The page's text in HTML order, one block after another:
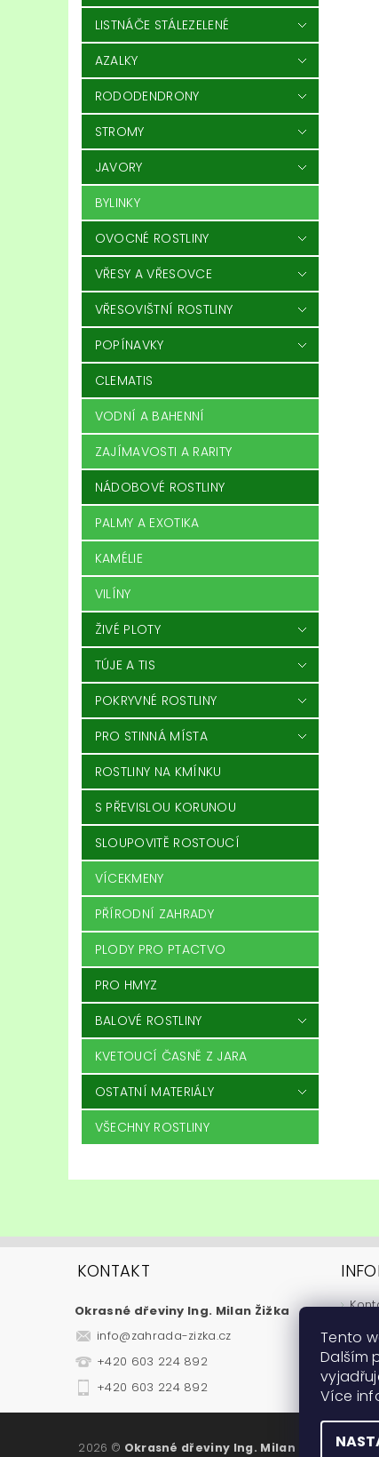
LISTNÁČE STÁLEZELENÉ
AZALKY
RODODENDRONY
STROMY
JAVORY
BYLINKY
OVOCNÉ ROSTLINY
VŘESY A VŘESOVCE
VŘESOVIŠTNÍ ROSTLINY
POPÍNAVKY
CLEMATIS
VODNÍ A BAHENNÍ
ZAJÍMAVOSTI A RARITY
NÁDOBOVÉ ROSTLINY
PALMY A EXOTIKA
KAMÉLIE
VILÍNY
ŽIVÉ PLOTY
TÚJE A TIS
POKRYVNÉ ROSTLINY
PRO STINNÁ MÍSTA
ROSTLINY NA KMÍNKU
S PŘEVISLOU KORUNOU
SLOUPOVITĚ ROSTOUCÍ
VÍCEKMENY
PŘÍRODNÍ ZAHRADY
PLODY PRO PTACTVO
PRO HMYZ
BALOVÉ ROSTLINY
KVETOUCÍ ČASNĚ Z JARA
OSTATNÍ MATERIÁLY
VŠECHNY ROSTLINY
KONTAKT
Okrasné dřeviny Ing. Milan Žižka
info@zahrada-zizka.cz
+420 603 224 892
+420 603 224 892
2026 © Okrasné dřeviny Ing. Milan Žižka ,
Tento
Dalším
Více